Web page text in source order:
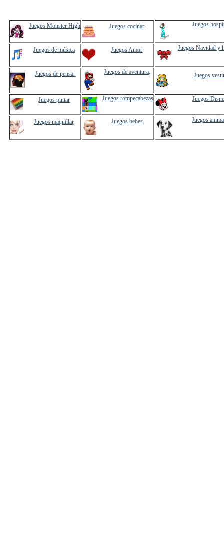
Juegos Monster High Juegos cocinar Juegos
Juegos de música Juegos Amor Juegos Navidad y
Juegos de pensar Juegos de aventura. Juegos
Juegos pintar Juegos rompecabezas Juegos
Juegos maquillar. Juegos bebes. Juegos